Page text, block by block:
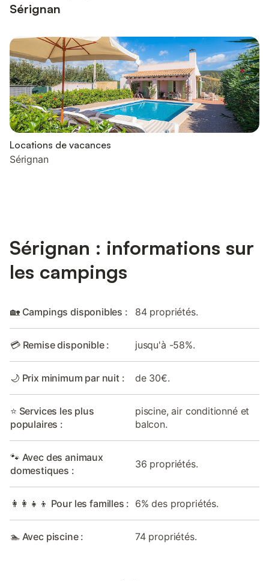
Sérignan
Locations de vacances
Sérignan
Sérignan : informations sur
les campings
🏡 Campings disponibles : 84 propriétés.
💳 Remise disponible : jusqu'à -58%.
🌙 Prix minimum par nuit : de 30€.
⭐ Services les plus
populaires :
piscine, air conditionné et
balcon.
🐾 Avec des animaux
domestiques :
36 propriétés.
👩‍👩‍👧‍👦 Pour les familles : 6% des propriétés.
🏊 Avec piscine : 74 propriétés.